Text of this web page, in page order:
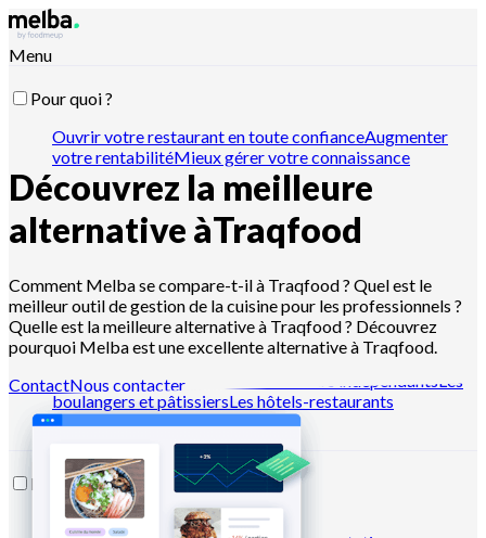
Menu
Pour quoi ?
Ouvrir votre restaurant en toute confianceAugmenter
votre rentabilitéMieux gérer votre connaissance
recetteOptimiser vos stocks et inventairesPasser vos
commandes fournisseurOrganiser votre production
l'hygiène et la traçabilitéPiloter vos devis et ventes
avec Claude, ChatGPT ou API
Pour qui ?
Les chaînes de restaurantsLes cuisines centralesLes dark
kitchensLes traiteurs Les restaurateurs indépendantsLes
boulangers et pâtissiersLes hôtels-restaurants
Ressources
BlogCentre d'aideBusiness
Découvrez la meilleure
alternative àTraqfood
Comment Melba se compare-t-il à Traqfood ? Quel est le
meilleur outil de gestion de la cuisine pour les professionnels ?
Quelle est la meilleure alternative à Traqfood ? Découvrez
pourquoi Melba est une excellente alternative à Traqfood.
ContactNous contacter